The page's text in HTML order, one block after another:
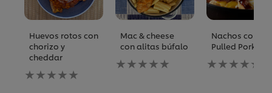
Huevos rotos con
chorizo y
cheddar
No
se
Mac & cheese
con alitas búfalo
No
se
Nachos con
Pulled Pork
No
se